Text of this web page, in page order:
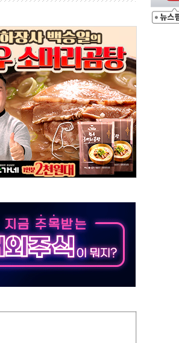
정청래 42.08%
래 43.27% 송영길 11.63%
래 39.89% 송영길 7.47%
화
한 비 이어져
사망
티' 22개 과제 손본다
채 발견
신경전 고조